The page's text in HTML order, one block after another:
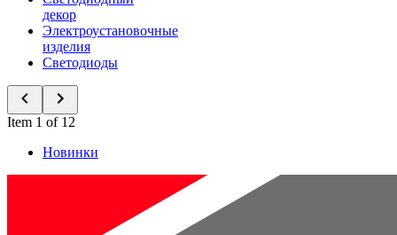
декор
Электроустановочные
изделия
Светодиоды
Item 1 of 12
Новинки